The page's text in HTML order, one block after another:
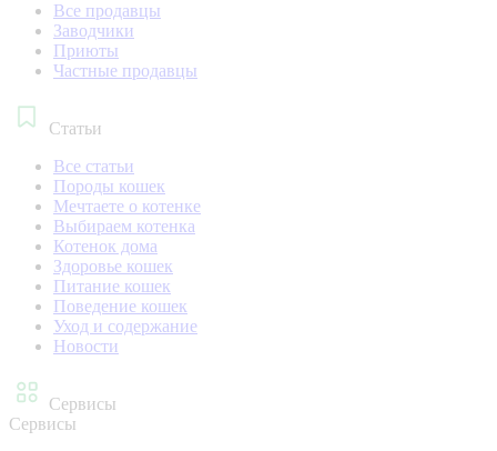
Все продавцы
Заводчики
Приюты
Частные продавцы
Статьи
Все статьи
Породы кошек
Мечтаете о котенке
Выбираем котенка
Котенок дома
Здоровье кошек
Питание кошек
Поведение кошек
Уход и содержание
Новости
Сервисы
Сервисы